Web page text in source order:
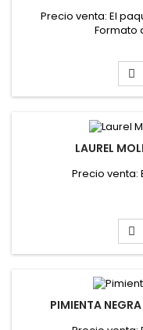
Precio venta: El
Formato

LAUREL
Precio venta:

PIMIENTA